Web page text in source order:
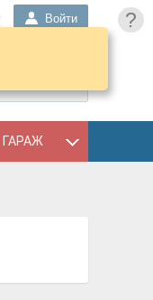
?
Войти
ГАРАЖ